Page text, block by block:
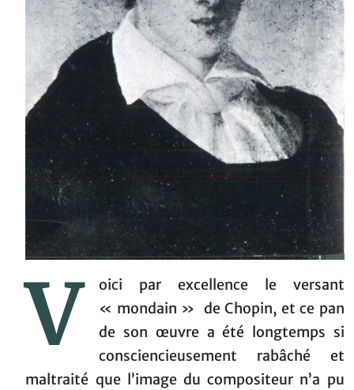
V
oici par excellence le versant
« mondain » de Chopin, et ce pan
de son œuvre a été longtemps si
consciencieusement rabâché et
maltraité que l’image du compositeur n’a pu